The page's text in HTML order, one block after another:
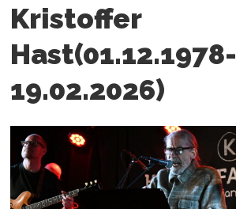
Kristoffer
Hast(01.12.1978-
19.02.2026)